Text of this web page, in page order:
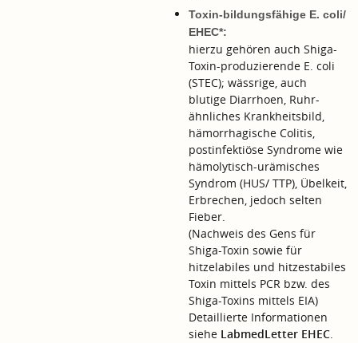
Toxin-bildungsfähige E. coli/
EHEC*:
hierzu gehören auch Shiga-
Toxin-produzierende E. coli
(STEC); wässrige, auch
blutige Diarrhoen, Ruhr-
ähnliches Krankheitsbild,
hämorrhagische Colitis,
postinfektiöse Syndrome wie
hämolytisch-urämisches
Syndrom (HUS/ TTP), Übelkeit,
Erbrechen, jedoch selten
Fieber.
(Nachweis des Gens für
Shiga-Toxin sowie für
hitzelabiles und hitzestabiles
Toxin mittels PCR bzw. des
Shiga-Toxins mittels EIA)
Detaillierte Informationen
siehe LabmedLetter EHEC.